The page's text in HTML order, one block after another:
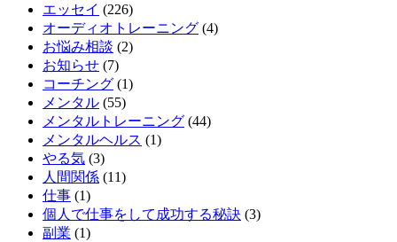
エッセイ (226)
オーディオトレーニング (4)
お悩み相談 (2)
お知らせ (7)
コーチング (1)
メンタル (55)
メンタルトレーニング (44)
メンタルヘルス (1)
やる気 (3)
人間関係 (11)
仕事 (1)
個人で仕事をして成功する秘訣 (3)
副業 (1)